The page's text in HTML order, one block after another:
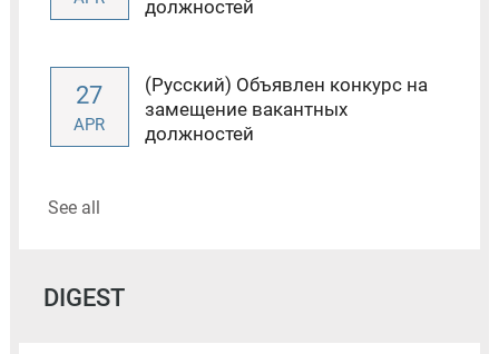
должностей
27
APR
(Русский) Объявлен конкурс на
замещение вакантных
должностей
See all
DIGEST